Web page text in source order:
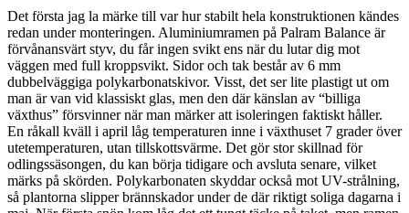
Det första jag la märke till var hur stabilt hela konstruktionen kändes
redan under monteringen. Aluminiumramen på Palram Balance är
förvånansvärt styv, du får ingen svikt ens när du lutar dig mot
väggen med full kroppsvikt. Sidor och tak består av 6 mm
dubbelväggiga polykarbonatskivor. Visst, det ser lite plastigt ut om
man är van vid klassiskt glas, men den där känslan av “billiga
växthus” försvinner när man märker att isoleringen faktiskt håller.
En råkall kväll i april låg temperaturen inne i växthuset 7 grader över
utetemperaturen, utan tillskottsvärme. Det gör stor skillnad för
odlingssäsongen, du kan börja tidigare och avsluta senare, vilket
märks på skörden. Polykarbonaten skyddar också mot UV-strålning,
så plantorna slipper brännskador under de där riktigt soliga dagarna i